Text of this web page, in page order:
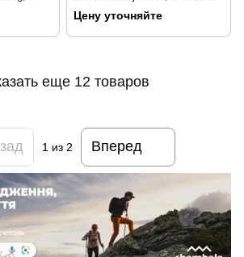
(BD 6301194004SM_1)
Цену уточняйте
еще 12 товаров
1 из 2 Вперед